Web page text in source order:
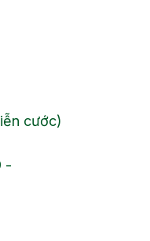
cước)
-